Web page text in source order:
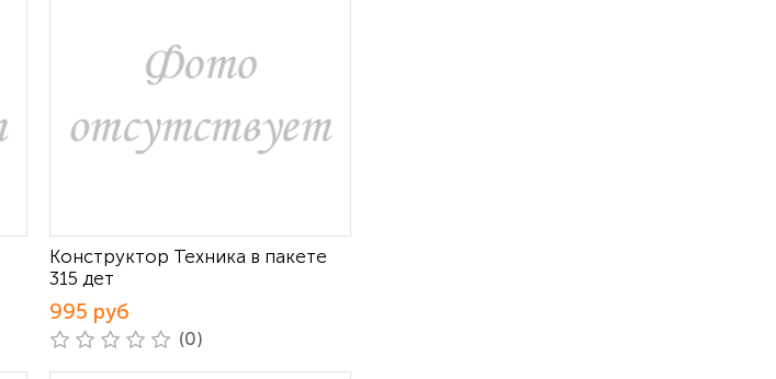
Конструктор Техника в пакете
315 дет
995 руб
(0)